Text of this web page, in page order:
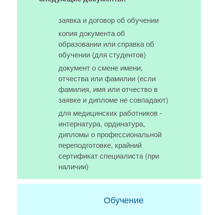
заявка и договор об обучении
копия документа об
образовании или справка об
обучении (для студентов)
документ о смене имени,
отчества или фамилии (если
фамилия, имя или отчество в
заявке и дипломе не совпадают)
для медицинских работников -
интернатура, ординатура,
дипломы о профессиональной
переподготовке, крайний
сертификат специалиста (при
наличии)
Обучение